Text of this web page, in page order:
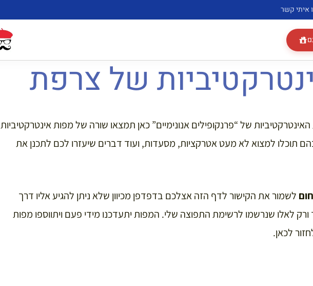
איתי קשר
של צרפת
של “פרנקופילים אנונימיים” כאן תמצאו שורה של מפות אינטרקטיביות
תוכלו למצוא לא מעט אטרקציות, מסעדות, ועוד דברים שיעזרו לכם לתכנן את
לשמור את הקישור לדף הזה אצלכם בדפדפן מכיוון שלא ניתן להגיע אליו דרך
ורק לאלו שנרשמו לרשימת התפוצה שלי. המפות יתעדכנו מידי פעם ויתווספו מפות
לכאן.